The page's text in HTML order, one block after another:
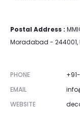
Postal Address :
Moradabad - 244001,
PHONE
EMAIL
WEBSITE